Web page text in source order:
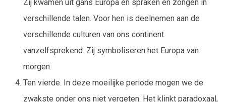
Zij kwamen uit gans Europa en spraken en zongen in
verschillende talen. Voor hen is deelnemen aan de
verschillende culturen van ons continent
vanzelfsprekend. Zij symboliseren het Europa van
morgen.
Ten vierde. In deze moeilijke periode mogen we de
zwakste onder ons niet vergeten. Het klinkt paradoxaal,